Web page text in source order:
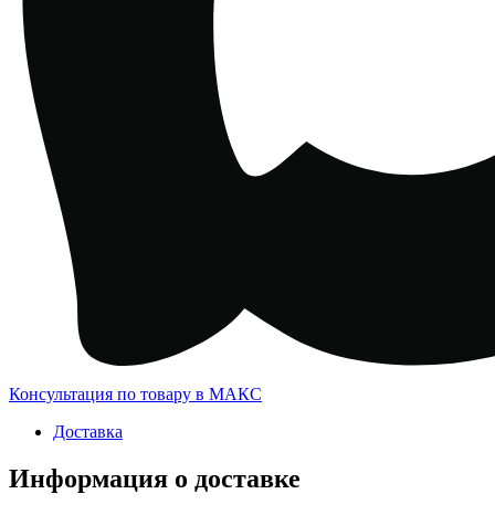
Консультация по товару в МАКС
Доставка
Информация о доставке